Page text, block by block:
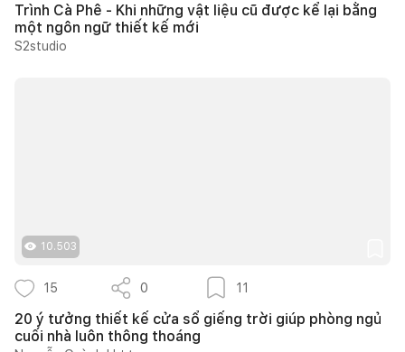
Trình Cà Phê - Khi những vật liệu cũ được kể lại bằng
một ngôn ngữ thiết kế mới
S2studio
10.503
15 0 11
20 ý tưởng thiết kế cửa sổ giếng trời giúp phòng ngủ
cuối nhà luôn thông thoáng